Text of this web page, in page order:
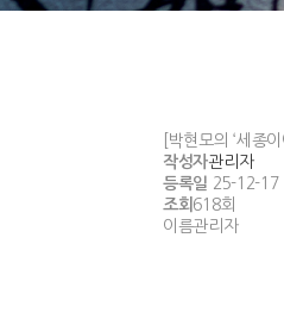
[박현모의 ‘세종
작성자관리자
등록일 25-12-17
조회 618회
이름관리자